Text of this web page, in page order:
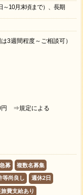
～10月末頃まで）、長期
週間程度～ご相談可）
円 ⇒規定による
急募 複数名募集
等尚良し 週休2日
費支給あり